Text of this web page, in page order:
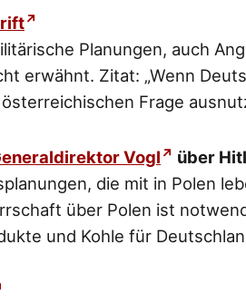
Planungen, auch
erwähnt. Zitat: „Wenn
Frage
Vogl
über
die mit in Polen
über Polen ist
und Kohle für